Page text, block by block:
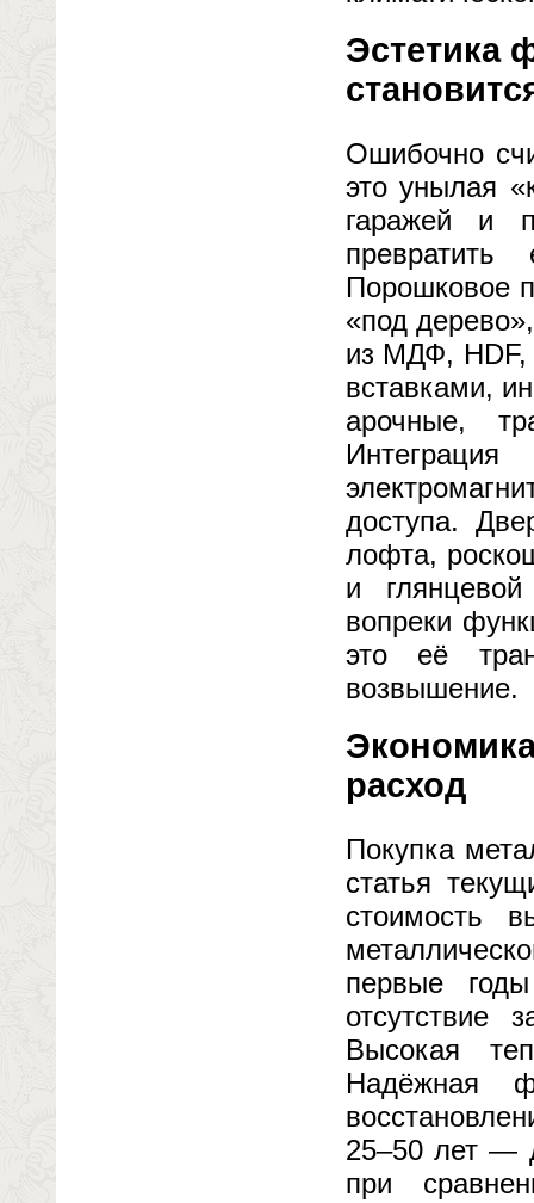
Эстетика
Ошибочно
это унылая
гаражей и
Порошковое
«под
из МДФ, HDF,
вставками,
арочные,
доступа.
лофта,
и
вопреки
это её
возвышение.
расход
Покупка
статья
стоимость
первые годы
отсутствие
Высокая
Надёжная
25–50 лет —
при